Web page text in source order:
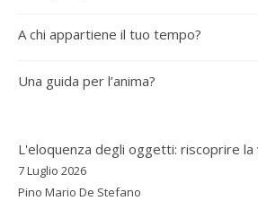
A chi appartiene il tuo tempo?
Una guida per l’anima?
L'eloquenza degli oggetti: riscoprire la
7 Luglio 2026
Pino Mario De Stefano